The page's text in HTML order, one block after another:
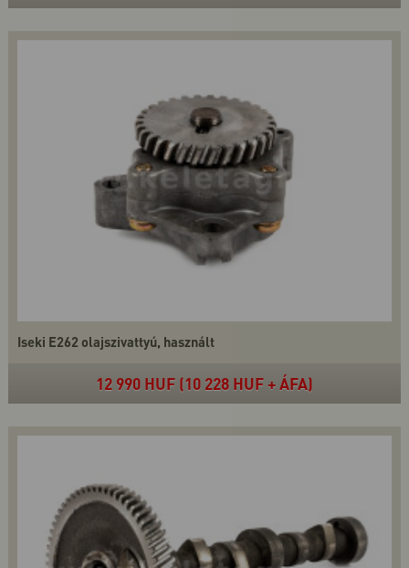
Iseki E262 olajszivattyú, használt
12 990 HUF (10 228 HUF + ÁFA)